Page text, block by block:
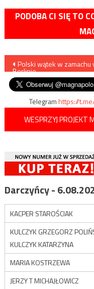
PODOBA CI SIĘ TO
Nawigacja
wpisu
Polski wątek w zamachu
Berlinie
Telegramhttps://
WESPRZYJ PROJEKT
Darczyńcy -
KACPER STAROŚCIAK
KULCZYK GRZEGORZ
KULCZYK KATARZYNA
MARIA KOSTRZEWA
JERZY T MICHAJŁOWICZ